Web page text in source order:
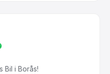
Bil i Borås!